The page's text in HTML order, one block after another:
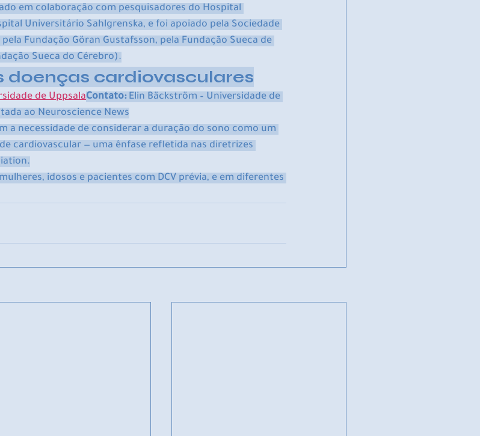
em colaboração com pesquisadores do Hospital
Universitário Sahlgrenska, e foi apoiado pela Sociedade
Fundação Göran Gustafsson, pela Fundação Sueca de
Sueca do Cérebro).
doenças cardiovasculares
de UppsalaContato: Elin Bäckström – Universidade de
ao Neuroscience News
a necessidade de considerar a duração do sono como um
cardiovascular — uma ênfase refletida nas diretrizes
idosos e pacientes com DCV prévia, e em diferentes